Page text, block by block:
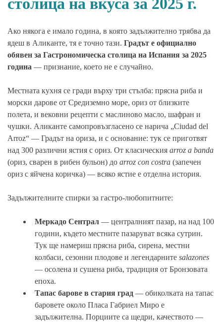
Ако някога е имало година, в която задължително трябва да
ядеш в Аликанте, тя е точно тази. Градът е официално
обявен за Гастрономическа столица на Испания за 2025
година — признание, което не е случайно.
Местната кухня се гради върху три стълба: прясна риба и
морски дарове от Средиземно море, ориз от близките
полета, и вековни рецепти с маслиново масло, шафран и
чушки. Аликанте самопровъзгласено се нарича „Ciudad del
Arroz“ — Градът на ориза, и с основание: тук се приготвят
над 300 различни ястия с ориз. От класическия arroz a banda
(ориз, сварен в рибен бульон) до arroz con costra (запечен
ориз с яйчена коричка) — всяко ястие е отделна история.
Задължителните спирки за гастро-любопитните:
Меркадо Сентрал — централният пазар, на над 100
години, където местните пазаруват всяка сутрин.
Тук ще намериш прясна риба, сирена, местни
колбаси, сезонни плодове и легендарните salazones
— осолена и сушена риба, традиция от Бронзовата
епоха.
Тапас барове в стария град — обиколката на тапас
баровете около Пласа Габриел Миро е
задължителна. Порциите са щедри, качеството —